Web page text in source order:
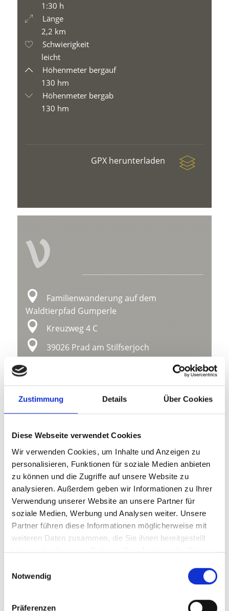
Zustimmung Details Über Cookies
Diese Webseite verwendet Cookies
Wir verwenden Cookies, um Inhalte und Anzeigen zu
personalisieren, Funktionen für soziale Medien anbieten
zu können und die Zugriffe auf unsere Website zu
analysieren. Außerdem geben wir Informationen zu Ihrer
Verwendung unserer Website an unsere Partner für
soziale Medien, Werbung und Analysen weiter. Unsere
Partner führen diese Informationen möglicherweise mit
weiteren Daten zusammen, die Sie ihnen bereitgestellt
haben oder die sie im Rahmen Ihrer Nutzung der Dienste
Notwendig
Präferenzen
1:30 h
Länge
2,2 km
Schwierigkeit
leicht
Höhenmeter bergauf
130 hm
Höhenmeter bergab
130 hm
GPX herunterladen
V
Familienwanderung auf dem
Waldtierpfad Gumperle
Kreuzweg 4 C
39026 Prad am Stilfserjoch
Lage
Impressionen